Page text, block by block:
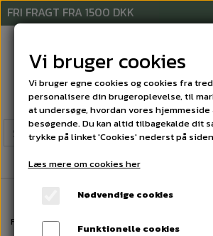
FRI FRAGT FRA 1500 DKK
Forside RENGØRINGSMIDLER
Vi bruger cookies
Vi bruger egne cookies og cookies fra
personalisere din brugeroplevelse, til
at undersøge, hvordan vores
besøgende. Du kan altid tilbagekalde dit
trykke på linket 'Cookies' nederst på
Læs mere om cookies her
Nødvendige cookies
Funktionelle cookies